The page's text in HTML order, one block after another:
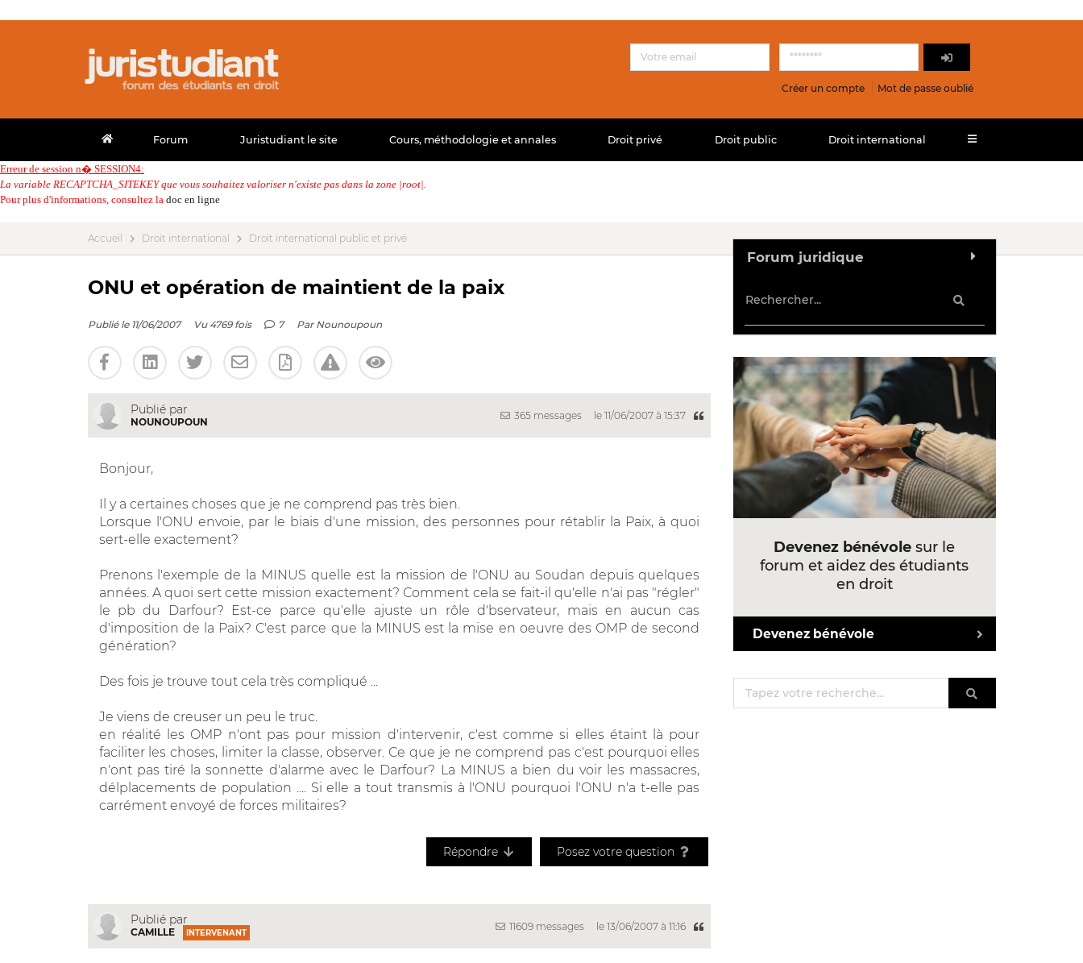
Créer un compte Mot de passe oublié
Forum Juristudiant le site Cours, méthodologie et annales Droit privé Droit public Droit international
Erreur de session n� SESSION4:
La variable RECAPTCHA_SITEKEY que vous souhaitez valoriser n'existe pas dans la zone |root|.
Pour plus d'informations, consultez la doc en ligne
Accueil Droit international Droit international public et privé
ONU et opération de maintient de la paix
Publié le 11/06/2007 Vu 4769 fois 7 Par Nounoupoun
Publié par
NOUNOUPOUN
365 messages le 11/06/2007 à 15:37
Bonjour,
Il y a certaines choses que je ne comprend pas très bien.
Lorsque l'ONU envoie, par le biais d'une mission, des personnes pour rétablir la Paix, à quoi
sert-elle exactement?
Prenons l'exemple de la MINUS quelle est la mission de l'ONU au Soudan depuis quelques
années. A quoi sert cette mission exactement? Comment cela se fait-il qu'elle n'ai pas "régler"
le pb du Darfour? Est-ce parce qu'elle ajuste un rôle d'bservateur, mais en aucun cas
d'imposition de la Paix? C'est parce que la MINUS est la mise en oeuvre des OMP de second
génération?
Des fois je trouve tout cela très compliqué ...
Je viens de creuser un peu le truc.
en réalité les OMP n'ont pas pour mission d'intervenir, c'est comme si elles étaint là pour
faciliter les choses, limiter la classe, observer. Ce que je ne comprend pas c'est pourquoi elles
n'ont pas tiré la sonnette d'alarme avec le Darfour? La MINUS a bien du voir les massacres,
délplacements de population .... Si elle a tout transmis à l'ONU pourquoi l'ONU n'a t-elle pas
carrément envoyé de forces militaires?
Répondre Posez votre question
Publié par
CAMILLE INTERVENANT
11609 messages le 13/06/2007 à 11:16
Forum juridique
Devenez bénévole sur le
forum et aidez des étudiants
en droit
Devenez bénévole